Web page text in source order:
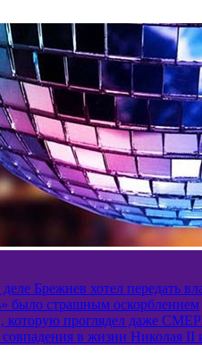
Брежнев хотел передать
было страшным оскорблением
которую проглядел даже
совпадения в жизни Николая